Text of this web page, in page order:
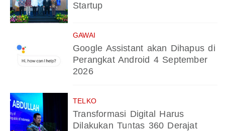
Startup
GAWAI
Google Assistant akan Dihapus di
Perangkat Android 4 September
2026
TELKO
Transformasi Digital Harus
Dilakukan Tuntas 360 Derajat